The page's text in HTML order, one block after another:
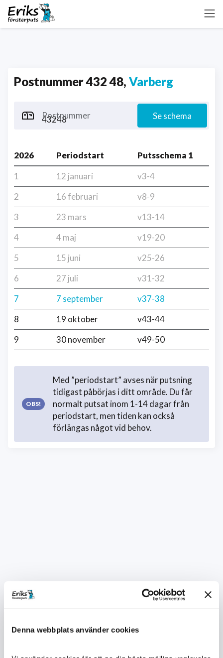
Denna webbplats använder cookies
Postnummer 432 48, Varberg
Postnummer Se schema
2026 Periodstart
Putsschema 1
1
12 januari
v3-4
2
16 februari
v8-9
3
23 mars
v13-14
4
4 maj
v19-20
5
15 juni
v25-26
6
27 juli
v31-32
7
7 september
v37-38
8
19 oktober
v43-44
9
30 november v49-50
Med ”periodstart” avses när putsning
tidigast påbörjas i ditt område. Du får
normalt putsat inom 1-14 dagar från
periodstart, men tiden kan också
förlängas något vid behov.